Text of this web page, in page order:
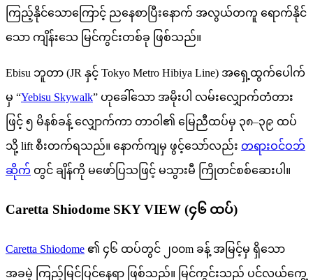
ကြည့်နိုင်သောကြောင့် ညနေစာပြီးနောက် အလွယ်တကူ ရောက်နိုင်
သော ကျိန်းသေ မြင်ကွင်းတစ်ခု ဖြစ်သည်။
Ebisu ဘူတာ (JR နှင့် Tokyo Metro Hibiya Line) အရှေ့ထွက်ပေါက်
မှ “Yebisu Skywalk” ဟုခေါ်သော အမိုးပါ လမ်းလျှောက်တံတား
ဖြင့် ၅ မိနစ်ခန့် လျှောက်ကာ တာဝါ၏ မြေညီထပ်မှ ၃၈–၃၉ ထပ်
သို့ lift စီးတက်ရသည်။ နောက်ကျမှ ဖွင့်သော်လည်း တရားဝင်ဝဘ်
ဆိုက် တွင် ချိန်ကို မဖော်ပြသဖြင့် မသွားမီ ကြိုတင်စစ်ဆေးပါ။
Caretta Shiodome SKY VIEW (၄၆ ထပ်)
Caretta Shiodome ၏ ၄၆ ထပ်တွင် ၂၀၀m ခန့် အမြင့်မှ ရှိသော
အခမဲ့ ကြည့်မြင်ပြင်နေရာ ဖြစ်သည်။ မြင်ကွင်းသည် ပင်လယ်ကွေ့